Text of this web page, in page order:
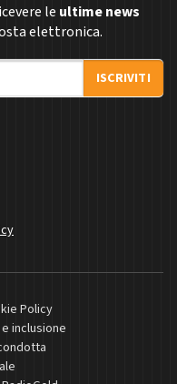
le ultime news
elettronica.
ISCRIVITI
Policy
inclusione